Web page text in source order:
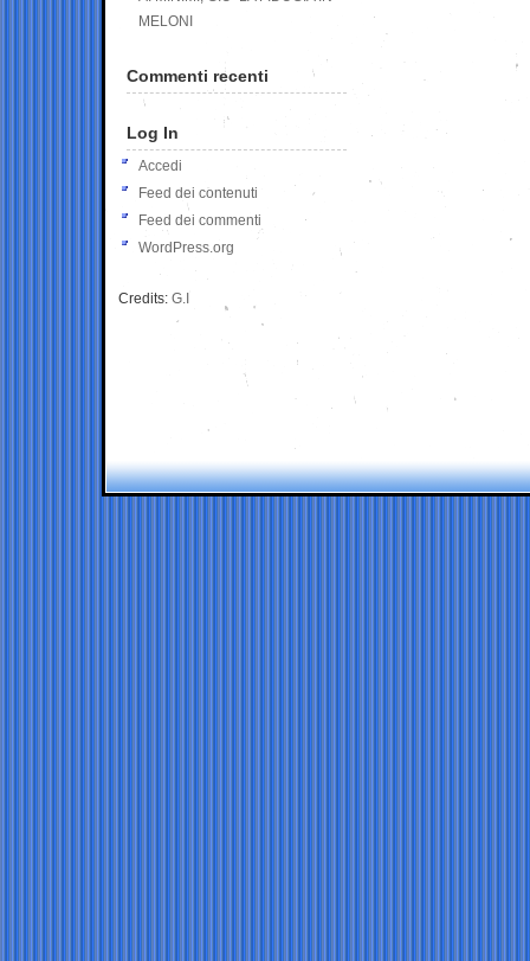
MELONI
Commenti recenti
Log In
Accedi
Feed dei contenuti
Feed dei commenti
WordPress.org
Credits: G.I